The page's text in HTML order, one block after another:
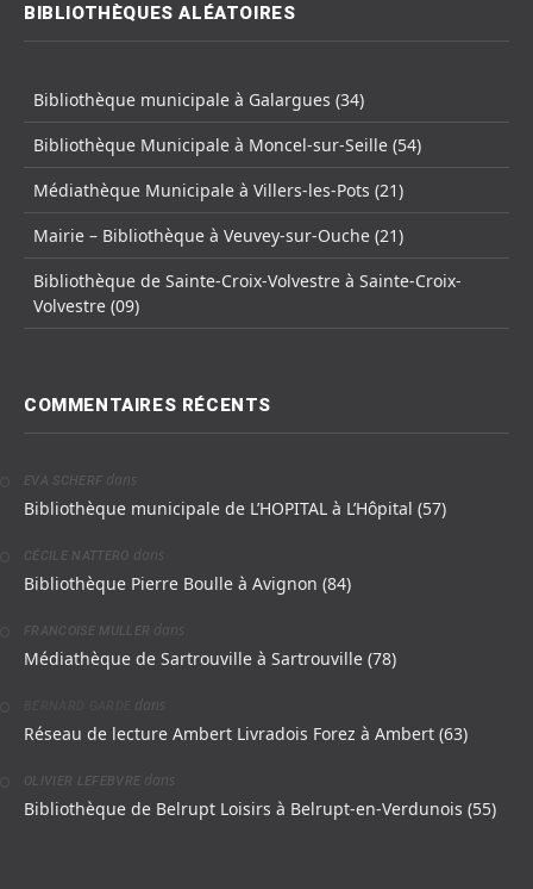
BIBLIOTHÈQUES ALÉATOIRES
Bibliothèque municipale à Galargues (34)
Bibliothèque Municipale à Moncel-sur-Seille (54)
Médiathèque Municipale à Villers-les-Pots (21)
Mairie – Bibliothèque à Veuvey-sur-Ouche (21)
Bibliothèque de Sainte-Croix-Volvestre à Sainte-Croix-
Volvestre (09)
COMMENTAIRES RÉCENTS
EVA SCHERF dans
Bibliothèque municipale de L’HOPITAL à L’Hôpital (57)
CÉCILE NATTERO dans
Bibliothèque Pierre Boulle à Avignon (84)
FRANCOISE MULLER dans
Médiathèque de Sartrouville à Sartrouville (78)
dans
Réseau de lecture Ambert Livradois Forez à Ambert (63)
OLIVIER LEFEBVRE dans
Bibliothèque de Belrupt Loisirs à Belrupt-en-Verdunois (55)